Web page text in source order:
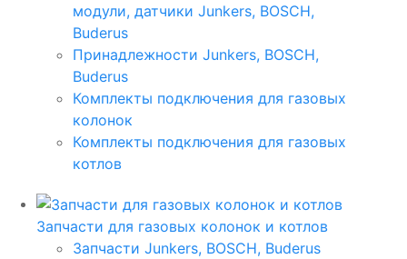
модули, датчики Junkers, BOSCH,
Buderus
Принадлежности Junkers, BOSCH,
Buderus
Комплекты подключения для газовых
колонок
Комплекты подключения для газовых
котлов
Запчасти для газовых колонок и котлов
Запчасти Junkers, BOSCH, Buderus